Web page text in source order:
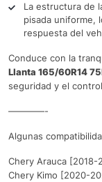
La estructura de
pisada uniforme,
respuesta del
Conduce con la
Llanta 165/60R14
seguridad y el
————-
Algunas
Chery Arauca [2018-
Chery Kimo [2020-